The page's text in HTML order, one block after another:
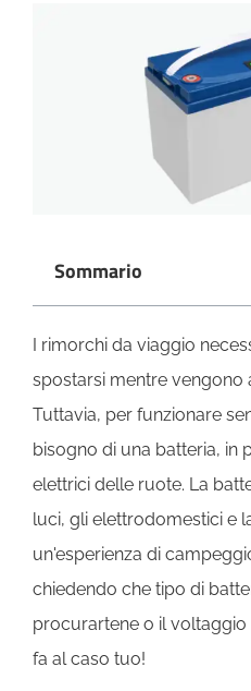
Sommario
I rimorchi da viaggio
spostarsi mentre vengono
Tuttavia, per funzionare
bisogno di una batteria, in
elettrici delle ruote. La
luci, gli elettrodomestici e
un'esperienza di
chiedendo che tipo di
procurartene o il
fa al caso tuo!